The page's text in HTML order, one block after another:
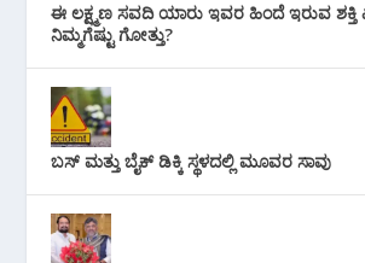
ಈ ಲಕ್ಷ್ಮಣ ಸವದಿ ಯಾರು ಇವರ ಹಿಂದೆ ಇರುವ ಶಕ್ತಿ
ನಿಮ್ಮಗೆಷ್ಟು ಗೋತ್ತು?
ಬಸ್ ಮತ್ತು ಬೈಕ್ ಡಿಕ್ಕಿ ಸ್ಥಳದಲ್ಲಿ ಮೂವರ ಸಾವು